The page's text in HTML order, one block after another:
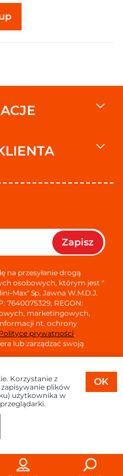
Zapisz
na przesyłanie drogą
osobowych, którym jest "
Max" Sp. Jawna W.M.D.J.
7640075329, REGON:
marketingowych,
nt. ochrony
prywatności.
lub zarządzać swoją
2026
OK
Korzystanie z
plików
użytkownika w